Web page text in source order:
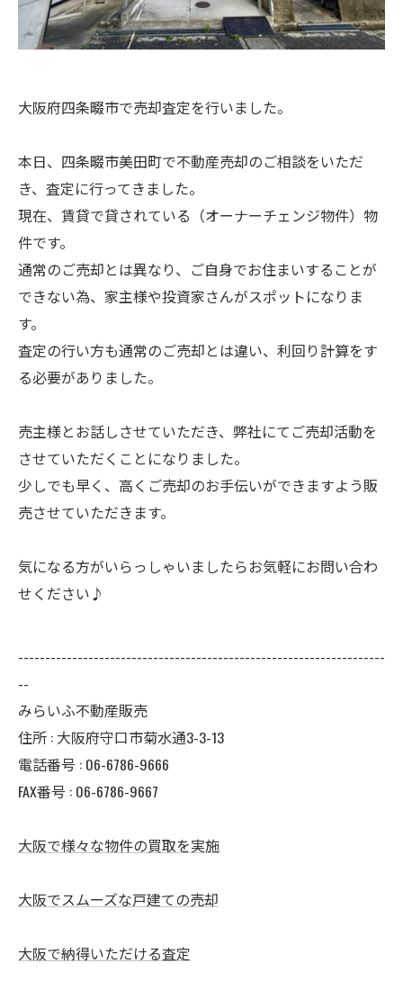
大阪府四条畷市で売却査定を行いました。
本日、四条畷市美田町で不動産売却のご相談をいただ
き、査定に行ってきました。
現在、賃貸で貸されている（オーナーチェンジ物件）物
件です。
通常のご売却とは異なり、ご自身でお住まいすることが
できない為、家主様や投資家さんがスポットになりま
す。
査定の行い方も通常のご売却とは違い、利回り計算をす
る必要がありました。
売主様とお話しさせていただき、弊社にてご売却活動を
させていただくことになりました。
少しでも早く、高くご売却のお手伝いができますよう販
売させていただきます。
気になる方がいらっしゃいましたらお気軽にお問い合わ
せください♪
--------------------------------------------------------------------
--
みらいふ不動産販売
住所 : 大阪府守口市菊水通3-3-13
電話番号 : 06-6786-9666
FAX番号 : 06-6786-9667
大阪で様々な物件の買取を実施
大阪でスムーズな戸建ての売却
大阪で納得いただける査定